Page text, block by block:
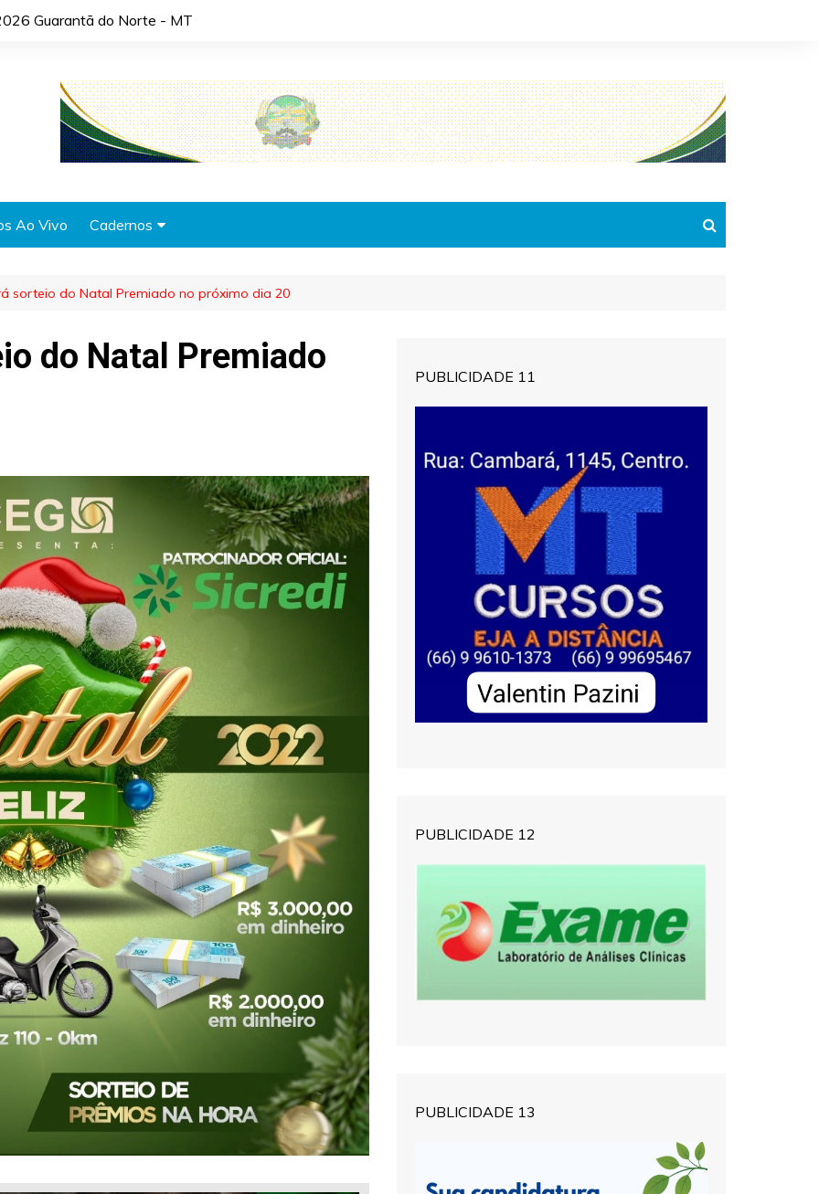
Guarantã do Norte - MT
Ao Vivo Cadernos
Automóveis
Cidades
Justiça
Mundo
Política
Saúde
sorteio do Natal Premiado no próximo dia 20
do Natal Premiado
PUBLICIDADE 11
PUBLICIDADE 12
PUBLICIDADE 13